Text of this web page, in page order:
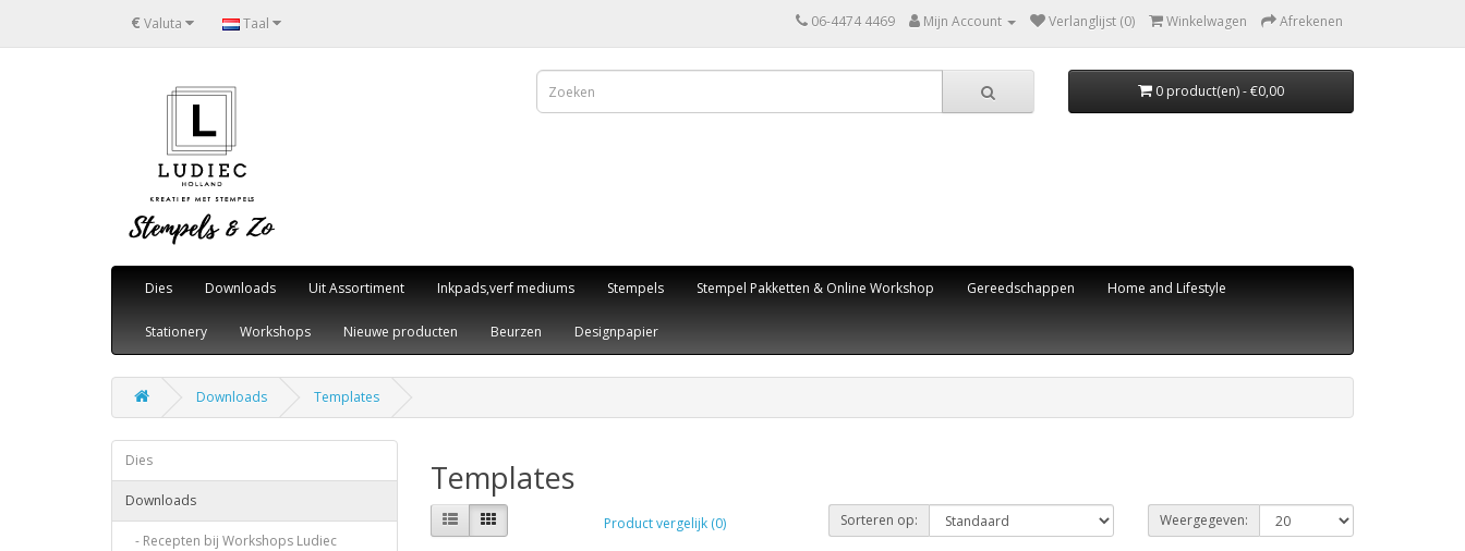
€ Valuta Taal 06-4474 4469 Mijn Account Verlanglijst (0) Winkelwagen Afrekenen
0 product(en) - €0,00
Dies Downloads Uit Assortiment Inkpads,verf mediums Stempels Stempel Pakketten & Online Workshop Gereedschappen Home and Lifestyle
Stationery Workshops Nieuwe producten Beurzen Designpapier
Downloads Templates
Dies
Downloads
- Recepten bij Workshops Ludiec
Templates
Product vergelijk (0) Sorteren op: Weergegeven: